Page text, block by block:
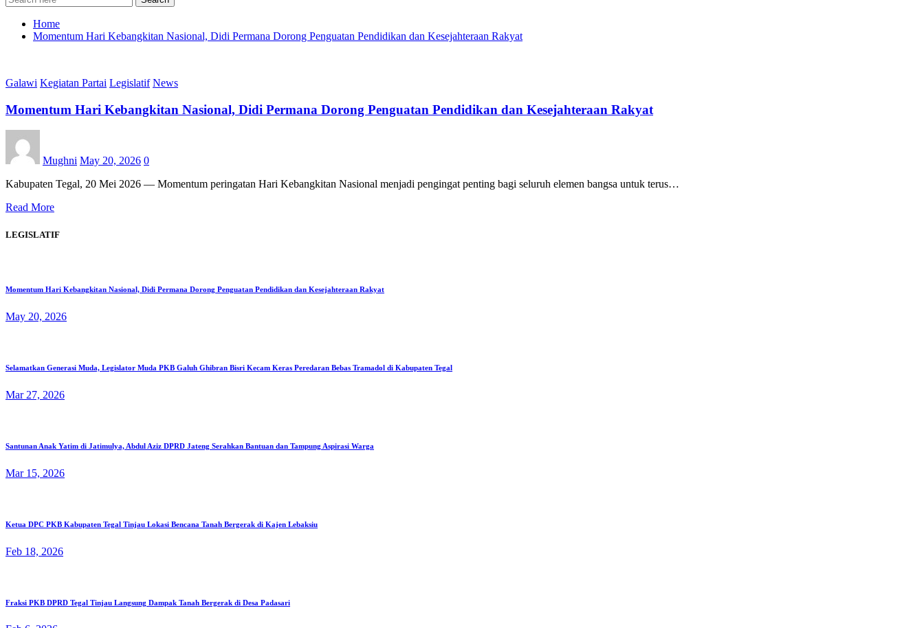
Home
Momentum Hari Kebangkitan Nasional, Didi Permana Dorong Penguatan Pendidikan dan Kesejahteraan Rakyat
Galawi Kegiatan Partai Legislatif News
Momentum Hari Kebangkitan Nasional, Didi Permana Dorong Penguatan Pendidikan dan Kesejahteraan Rakyat
Mughni May 20, 2026 0
Kabupaten Tegal, 20 Mei 2026 — Momentum peringatan Hari Kebangkitan Nasional menjadi pengingat penting bagi seluruh elemen bangsa untuk terus…
Read More
LEGISLATIF
Momentum Hari Kebangkitan Nasional, Didi Permana Dorong Penguatan Pendidikan dan Kesejahteraan Rakyat
May 20, 2026
Selamatkan Generasi Muda, Legislator Muda PKB Galuh Ghibran Bisri Kecam Keras Peredaran Bebas Tramadol di Kabupaten Tegal
Mar 27, 2026
Santunan Anak Yatim di Jatimulya, Abdul Aziz DPRD Jateng Serahkan Bantuan dan Tampung Aspirasi Warga
Mar 15, 2026
Ketua DPC PKB Kabupaten Tegal Tinjau Lokasi Bencana Tanah Bergerak di Kajen Lebaksiu
Feb 18, 2026
Fraksi PKB DPRD Tegal Tinjau Langsung Dampak Tanah Bergerak di Desa Padasari